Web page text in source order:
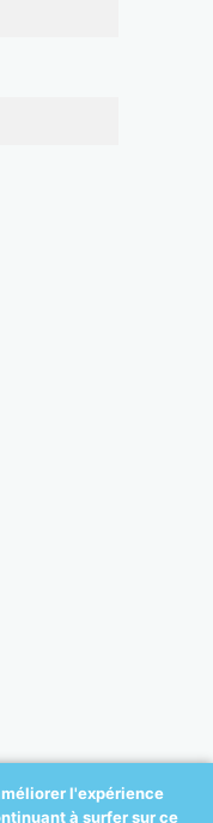
l'expérience
à surfer sur ce